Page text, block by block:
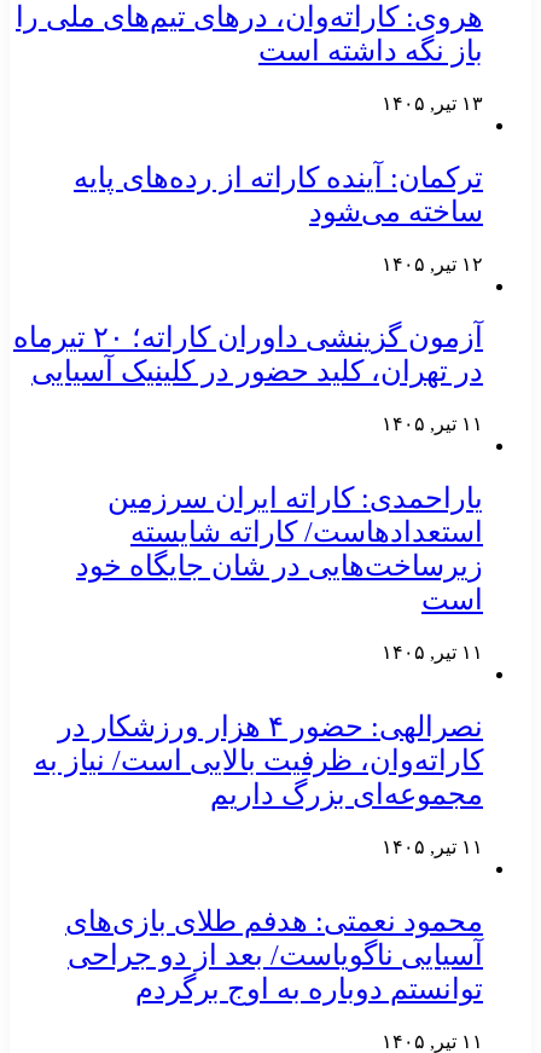
هروی: کاراته‌وان، درهای تیم‌های ملی را
باز نگه داشته است
۱۳ تیر, ۱۴۰۵
ترکمان: آینده کاراته از رده‌های پایه
ساخته می‌شود
۱۲ تیر, ۱۴۰۵
آزمون گزینشی داوران کاراته؛ ۲۰ تیرماه
در تهران، کلید حضور در کلینیک آسیایی
۱۱ تیر, ۱۴۰۵
یاراحمدی: کاراته ایران سرزمین
استعدادهاست/ کاراته شایسته
زیرساخت‌هایی در شان جایگاه خود
است
۱۱ تیر, ۱۴۰۵
نصرالهی: حضور ۴ هزار ورزشکار در
کاراته‌وان، ظرفیت بالایی است/ نیاز به
مجموعه‌ای بزرگ داریم
۱۱ تیر, ۱۴۰۵
محمود نعمتی: هدفم طلای بازی‌های
آسیایی ناگویاست/ بعد از دو جراحی
توانستم دوباره به اوج برگردم
۱۱ تیر, ۱۴۰۵